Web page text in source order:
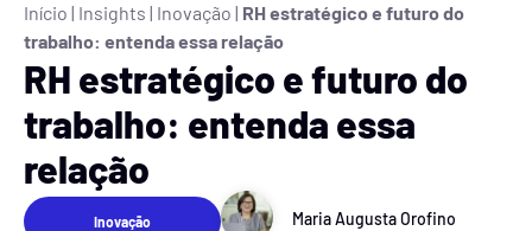
Início | Insights | Inovação | RH estratégico e futuro do
trabalho: entenda essa relação
RH estratégico e futuro do
trabalho: entenda essa
relação
Inovação Maria Augusta Orofino